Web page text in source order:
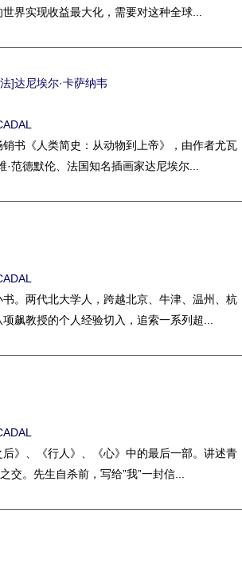
界实现收益最大化，需要对这种全球...
]达尼埃尔·卡萨纳韦
销书《人类简史：从动物到上帝》，由作者尤瓦
范德默伦、法国知名插画家达尼埃尔...
。两代北大学人，跨越北京、牛津、温州、杭
飙教授的个人经验切入，追索一系列超...
后》、《行人》、《心》中的最后一部。讲述青
交。先生自杀前，写给”我”一封信...